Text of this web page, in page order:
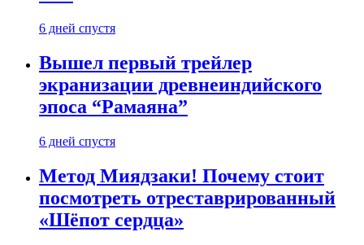
6 дней спустя
Вышел первый трейлер
экранизации древнеиндийского
эпоса “Рамаяна”
6 дней спустя
Метод Миядзаки! Почему стоит
посмотреть отреставрированный
«Шёпот сердца»